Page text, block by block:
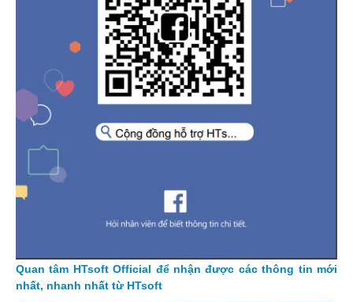
Quan tâm HTsoft Official để nhận được các thông tin mới
nhất, nhanh nhất từ HTsoft